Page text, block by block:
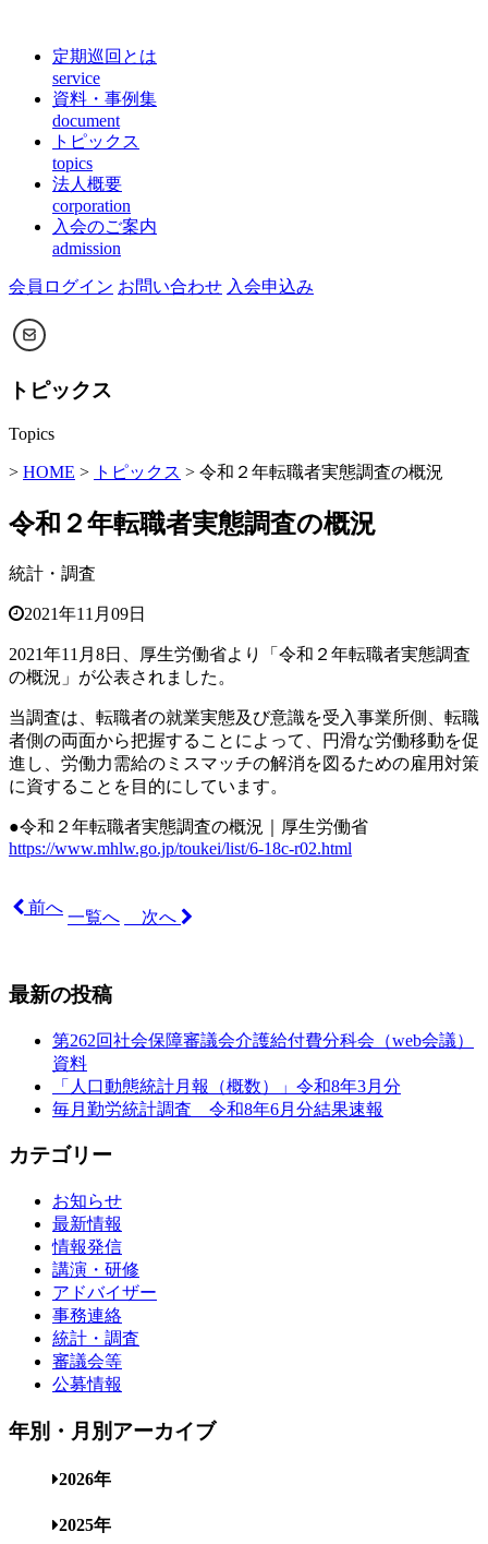
定期巡回とは
service
資料・事例集
document
トピックス
topics
法人概要
corporation
入会のご案内
admission
会員ログイン お問い合わせ 入会申込み
トピックス
Topics
> HOME > トピックス > 令和２年転職者実態調査の概況
令和２年転職者実態調査の概況
統計・調査
2021年11月09日
2021年11月8日、厚生労働省より「令和２年転職者実態調査
の概況」が公表されました。
当調査は、転職者の就業実態及び意識を受入事業所側、転職
者側の両面から把握することによって、円滑な労働移動を促
進し、労働力需給のミスマッチの解消を図るための雇用対策
に資することを目的にしています。
●令和２年転職者実態調査の概況｜厚生労働省
https://www.mhlw.go.jp/toukei/list/6-18c-r02.html
前へ
一覧へ 次へ
最新の投稿
第262回社会保障審議会介護給付費分科会（web会議）
資料
「人口動態統計月報（概数）」令和8年3月分
毎月勤労統計調査 令和8年6月分結果速報
カテゴリー
お知らせ
最新情報
情報発信
講演・研修
アドバイザー
事務連絡
統計・調査
審議会等
公募情報
年別・月別アーカイブ
2026年
2025年